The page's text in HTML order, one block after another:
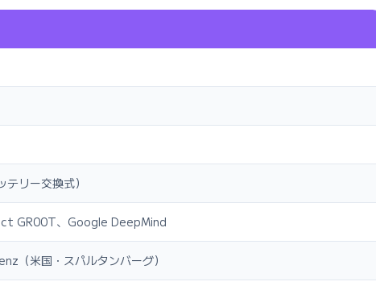
リー交換式）
GR00T、Google DeepMind
（米国・スパルタンバーグ）